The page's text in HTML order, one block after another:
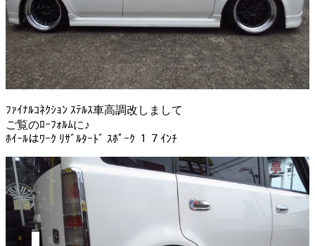
ﾌｧｲﾅﾙｺﾈｸｼｮﾝ ｽﾃﾙｽ車高調改しまして
ご覧のﾛｰﾌｫﾙﾑに♪
ﾎｲｰﾙはﾜｰｸ ﾘｻﾞﾙﾀｰﾄﾞ ｽﾎﾟｰｸ １７ｲﾝﾁ